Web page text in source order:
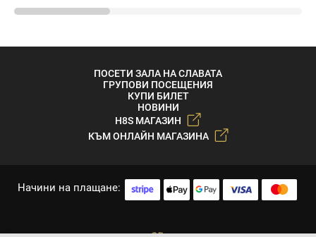
ПОСЕТИ ЗАЛА НА СЛАВАТА
ГРУПОВИ ПОСЕЩЕНИЯ
КУПИ БИЛЕТ
НОВИНИ
H8S МАГАЗИН
КЪМ ОНЛАЙН МАГАЗИНА
Начини на плащане: